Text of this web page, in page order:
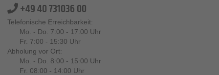
+49 40 731036 00
Telefonische Erreichbarkeit:
Mo. - Do. 7:00 - 17:00 Uhr
Fr. 7:00 - 15:30 Uhr
Abholung vor Ort:
Mo. - Do. 8:00 - 15:00 Uhr
Fr. 08:00 - 14:00 Uhr